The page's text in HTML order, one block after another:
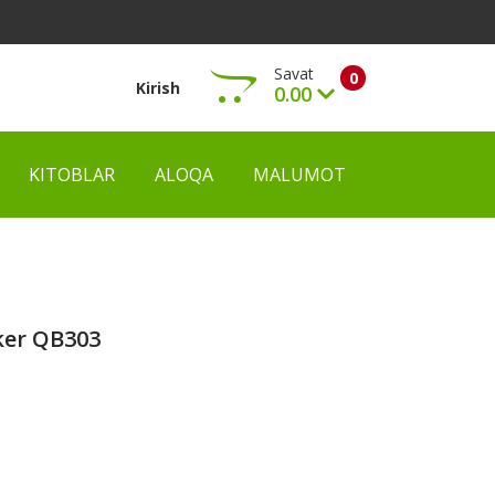
Kirish 0
Savat
0.00
Ko‘rish
KITOBLAR ALOQA MALUMOT
QB303